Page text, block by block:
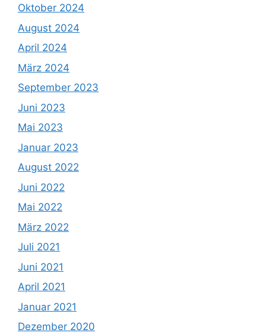
Oktober 2024
August 2024
April 2024
März 2024
September 2023
Juni 2023
Mai 2023
Januar 2023
August 2022
Juni 2022
Mai 2022
März 2022
Juli 2021
Juni 2021
April 2021
Januar 2021
Dezember 2020